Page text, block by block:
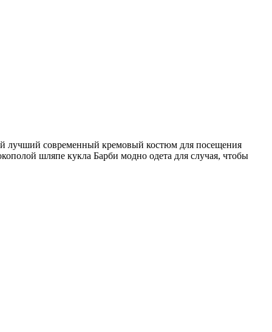
лучший современный кремовый костюм для посещения
шляпе кукла Барби модно одета для случая, чтобы